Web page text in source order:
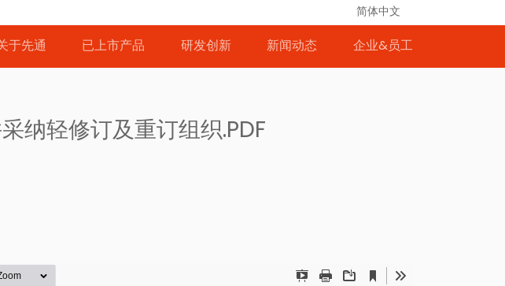
简体中文
于先通 已上市产品 研发创新 新闻动态 企业&员工
纳轻修订及重订组织.PDF